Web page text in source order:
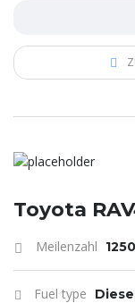
Toyota
Meilenzahl
Fuel type